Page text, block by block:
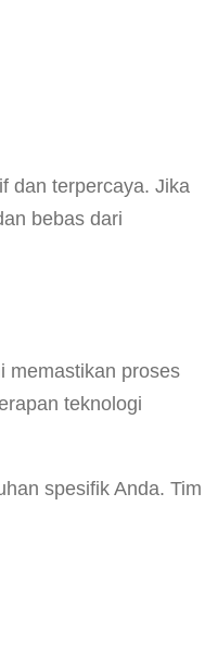
dan terpercaya. Jika
bebas dari
memastikan proses
teknologi
spesifik Anda. Tim